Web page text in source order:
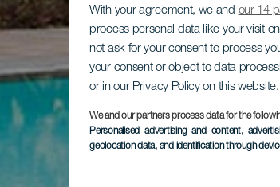
With your agreement, we and our 14
process personal data like your visit
not ask for your consent to process
your consent or object to data
or in our Privacy Policy on this website.
We and our partners process data for the
Personalised advertising and content,
geolocation data, and identification through